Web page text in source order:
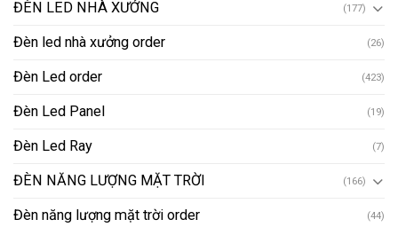
ĐÈN LED NHÀ XƯỞNG (177)
Đèn led nhà xưởng order (26)
Đèn Led order (423)
Đèn Led Panel (19)
Đèn Led Ray (7)
ĐÈN NĂNG LƯỢNG MẶT TRỜI (166)
Đèn năng lượng mặt trời order (44)